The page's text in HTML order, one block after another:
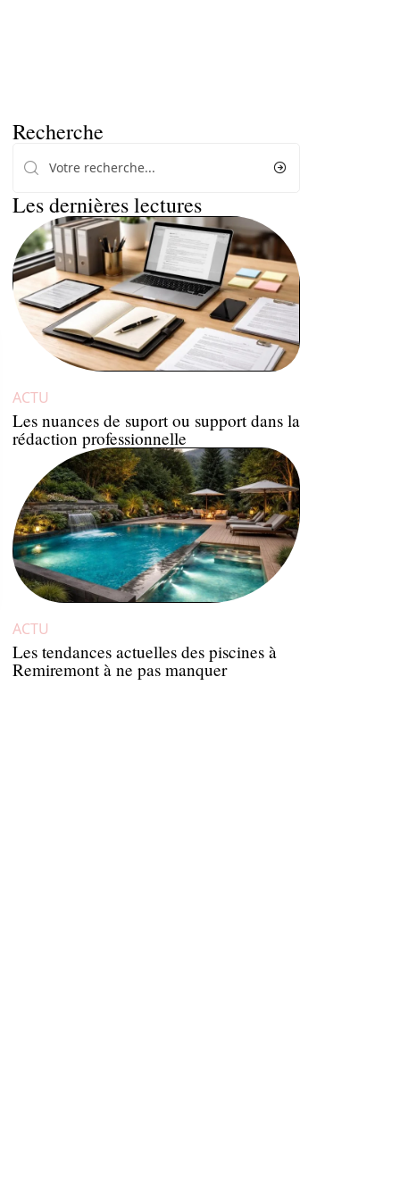
Recherche
Les dernières lectures
ACTU
Les nuances de suport ou support dans la
rédaction professionnelle
ACTU
Les tendances actuelles des piscines à
Remiremont à ne pas manquer